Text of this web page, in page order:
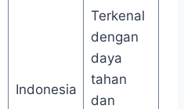
Indonesia
Terkenal
dengan
daya
tahan
dan